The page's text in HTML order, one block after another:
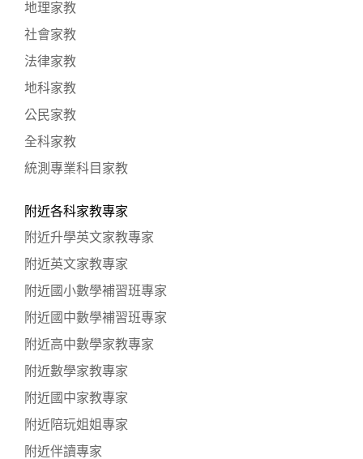
地理家教
社會家教
法律家教
地科家教
公民家教
全科家教
統測專業科目家教
附近各科家教專家
附近升學英文家教專家
附近英文家教專家
附近國小數學補習班專家
附近國中數學補習班專家
附近高中數學家教專家
附近數學家教專家
附近國中家教專家
附近陪玩姐姐專家
附近伴讀專家